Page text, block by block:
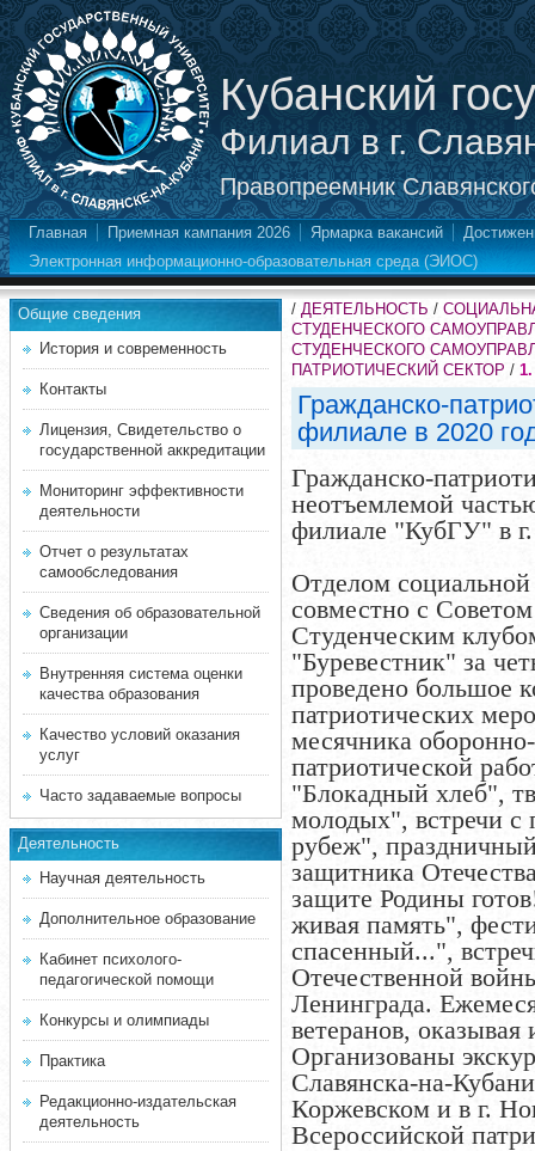
Кубанский
Филиал в г.
Правопреемник
Главная Приемная кампания 2026 Ярмарка вакансий
Электронная информационно-образовательная среда (ЭИОС)
Общие сведения
История и современность
Контакты
Лицензия, Свидетельство о
государственной аккредитации
Мониторинг эффективности
деятельности
Отчет о результатах
самообследования
Сведения об образовательной
организации
Внутренняя система оценки
качества образования
Качество условий оказания
услуг
Часто задаваемые вопросы
Деятельность
Научная деятельность
Дополнительное образование
Кабинет психолого-
педагогической помощи
Конкурсы и олимпиады
Практика
Редакционно-издательская
деятельность
/ ДЕЯТЕЛЬНОСТЬ /
СТУДЕНЧЕСКОГО
СТУДЕНЧЕСКОГО
ПАТРИОТИЧЕСКИЙ СЕКТОР /
Гражданско-
филиале в 2020
Гражданско-
неотъемлемой
филиале "КубГУ" в
Отделом
совместно с
Студенческим
"Буревестник" за
проведено большое
патриотических
месячника
патриотической
"Блокадный хлеб",
молодых", встречи
рубеж",
защитника
защите Родины
живая память",
спасенный...",
Отечественной
Ленинграда.
ветеранов,
Организованы
Славянска-на-
Коржевском и в г.
Всероссийской